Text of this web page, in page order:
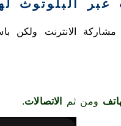
عبر البلوتوث
ومن ثم الاتصالات.